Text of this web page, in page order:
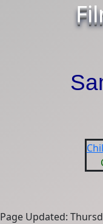
Page Updated: